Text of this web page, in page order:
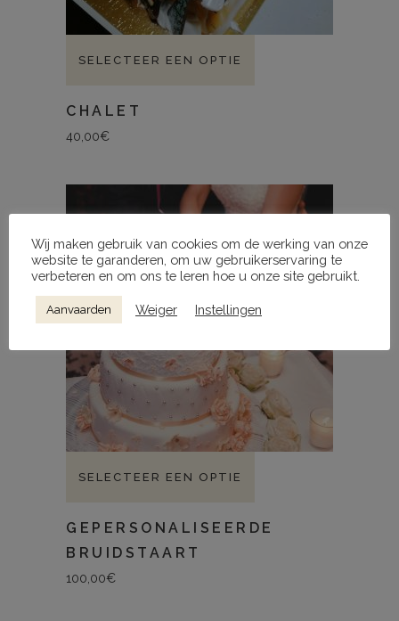
SELECTEER EEN OPTIE
CHALET
40,00€
SELECTEER EEN OPTIE
GEPERSONALISEERDE
BRUIDSTAART
100,00€
Wij maken gebruik van cookies om de werking van onze
website te garanderen, om uw gebruikerservaring te
verbeteren en om ons te leren hoe u onze site gebruikt.
Aanvaarden Weiger Instellingen